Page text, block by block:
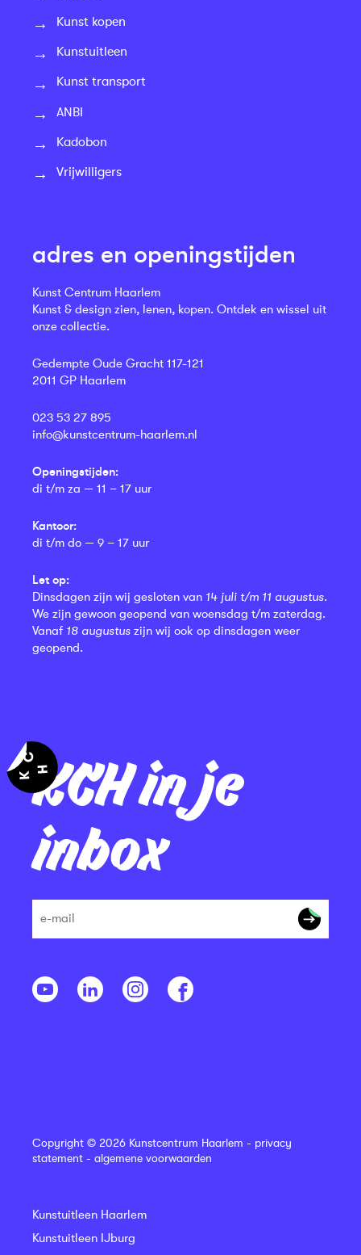
KCH in je
inbox
Kunst kopen
Kunstuitleen
Kunst transport
ANBI
Kadobon
Vrijwilligers
adres en openingstijden
Kunst Centrum Haarlem
Kunst & design zien, lenen, kopen. Ontdek en wissel uit
onze collectie.
Gedempte Oude Gracht 117-121
2011 GP Haarlem
023 53 27 895
info@kunstcentrum-haarlem.nl
Openingstijden:
di t/m za — 11 – 17 uur
Kantoor:
di t/m do — 9 – 17 uur
Let op:
Dinsdagen zijn wij gesloten van 14 juli t/m 11 augustus.
We zijn gewoon geopend van woensdag t/m zaterdag.
Vanaf 18 augustus zijn wij ook op dinsdagen weer
geopend.
Copyright © 2026 Kunstcentrum Haarlem - privacy
statement - algemene voorwaarden
Kunstuitleen Haarlem
Kunstuitleen IJburg